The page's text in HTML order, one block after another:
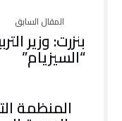
بنزرت: وزير
“السيزيام”
المنظمة